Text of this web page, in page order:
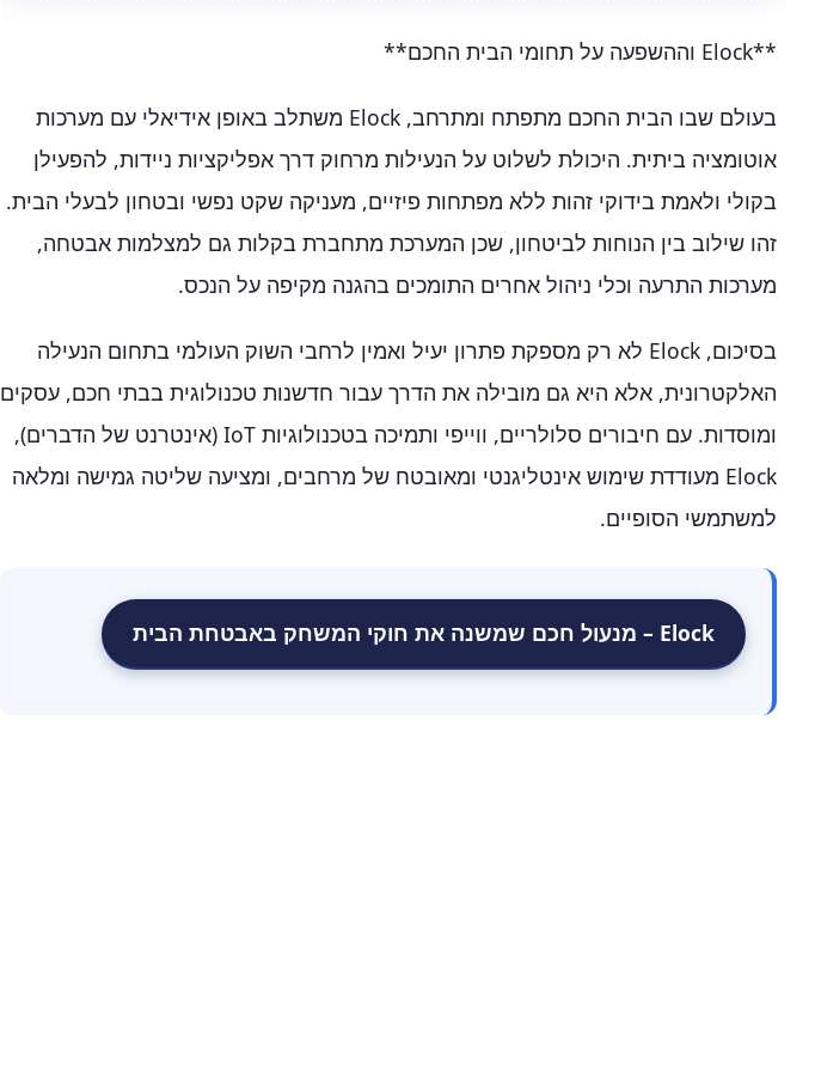
**Elock וההשפעה על תחומי הבית החכם**
בעולם שבו הבית החכם מתפתח ומתרחב, Elock משתלב באופן אידיאלי עם מערכות
אוטומציה ביתית. היכולת לשלוט על הנעילות מרחוק דרך אפליקציות ניידות, להפעילן
בקולי ולאמת בידוקי זהות ללא מפתחות פיזיים, מעניקה שקט נפשי ובטחון לבעלי הבית.
זהו שילוב בין הנוחות לביטחון, שכן המערכת מתחברת בקלות גם למצלמות אבטחה,
מערכות התרעה וכלי ניהול אחרים התומכים בהגנה מקיפה על הנכס.
בסיכום, Elock לא רק מספקת פתרון יעיל ואמין לרחבי השוק העולמי בתחום הנעילה
האלקטרונית, אלא היא גם מובילה את הדרך עבור חדשנות טכנולוגית בבתי חכם, עסקים
ומוסדות. עם חיבורים סלולריים, ווייפי ותמיכה בטכנולוגיות IoT (אינטרנט של הדברים),
Elock מעודדת שימוש אינטליגנטי ומאובטח של מרחבים, ומציעה שליטה גמישה ומלאה
למשתמשי הסופיים.
Elock – מנעול חכם שמשנה את חוקי המשחק באבטחת הבית